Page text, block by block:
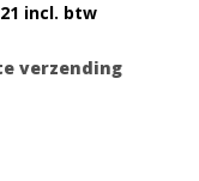
incl. btw
verzending